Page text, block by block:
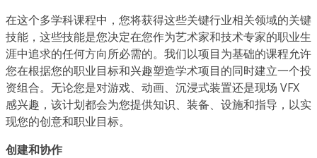
在这个多学科课程中，您将获得这些关键行业相关领域的关键
技能，这些技能是您决定在您作为艺术家和技术专家的职业生
涯中追求的任何方向所必需的。我们以项目为基础的课程允许
您在根据您的职业目标和兴趣塑造学术项目的同时建立一个投
资组合。无论您是对游戏、动画、沉浸式装置还是现场 VFX
感兴趣，该计划都会为您提供知识、装备、设施和指导，以实
现您的创意和职业目标。
创建和协作